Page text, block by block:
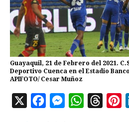
Guayaquil, 21 de Febrero del 2021.
Deportivo Cuenca en el Estadio
APIFOTO/ Cesar Muñoz
X
M
W